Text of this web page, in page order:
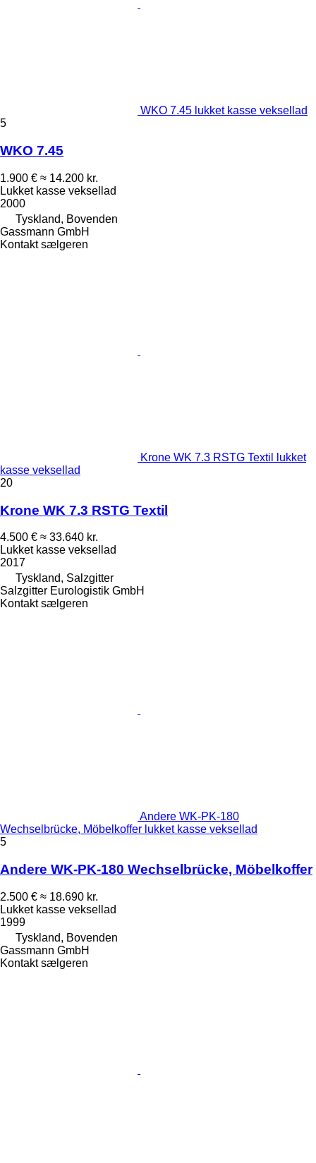
WKO 7.45 lukket kasse veksellad
5
WKO 7.45
1.900 € ≈ 14.200 kr.
Lukket kasse veksellad
2000
Tyskland, Bovenden
Gassmann GmbH
Kontakt sælgeren
Krone WK 7.3 RSTG Textil lukket
kasse veksellad
20
Krone WK 7.3 RSTG Textil
4.500 € ≈ 33.640 kr.
Lukket kasse veksellad
2017
Tyskland, Salzgitter
Salzgitter Eurologistik GmbH
Kontakt sælgeren
Andere WK-PK-180
Wechselbrücke, Möbelkoffer lukket kasse veksellad
5
Andere WK-PK-180 Wechselbrücke, Möbelkoffer
2.500 € ≈ 18.690 kr.
Lukket kasse veksellad
1999
Tyskland, Bovenden
Gassmann GmbH
Kontakt sælgeren